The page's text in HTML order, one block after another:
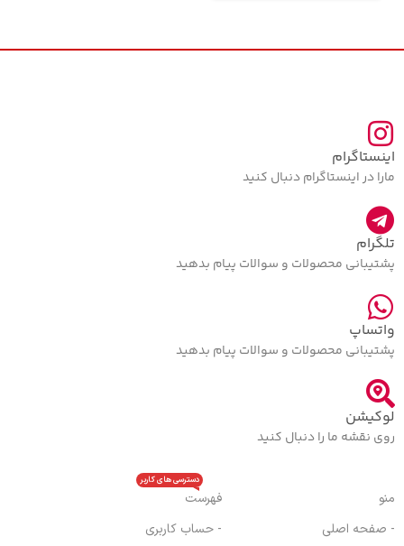
اینستاگرام
مارا در اینستاگرام دنبال کنید
تلگرام
پشتیبانی محصولات و سوالات پیام بدهید
واتساپ
پشتیبانی محصولات و سوالات پیام بدهید
لوکیشن
روی نقشه ما را دنبال کنید
منو
- صفحه اصلی
فهرست
دسترسی های کاربر
- حساب کاربری